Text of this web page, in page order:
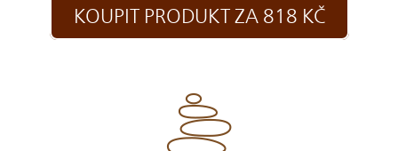
KOUPIT PRODUKT ZA 818 KČ